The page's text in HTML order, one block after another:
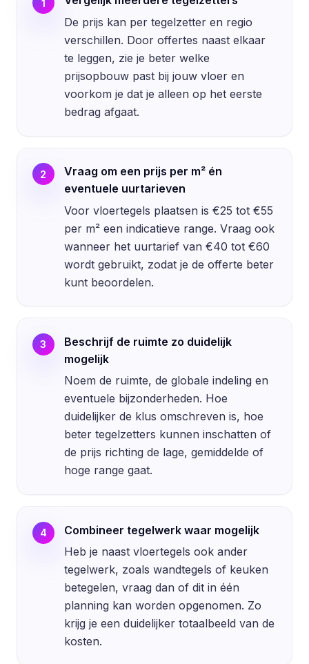
1
De prijs kan per tegelzetter en regio
verschillen. Door offertes naast elkaar
te leggen, zie je beter welke
prijsopbouw past bij jouw vloer en
voorkom je dat je alleen op het eerste
bedrag afgaat.
2
Vraag om een prijs per m² én
eventuele uurtarieven
Voor vloertegels plaatsen is €25 tot €55
per m² een indicatieve range. Vraag ook
wanneer het uurtarief van €40 tot €60
wordt gebruikt, zodat je de offerte beter
kunt beoordelen.
3
Beschrijf de ruimte zo duidelijk
mogelijk
Noem de ruimte, de globale indeling en
eventuele bijzonderheden. Hoe
duidelijker de klus omschreven is, hoe
beter tegelzetters kunnen inschatten of
de prijs richting de lage, gemiddelde of
hoge range gaat.
4
Combineer tegelwerk waar mogelijk
Heb je naast vloertegels ook ander
tegelwerk, zoals wandtegels of keuken
betegelen, vraag dan of dit in één
planning kan worden opgenomen. Zo
krijg je een duidelijker totaalbeeld van de
kosten.